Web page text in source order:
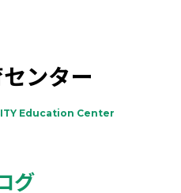
ンター
Education Center
グ